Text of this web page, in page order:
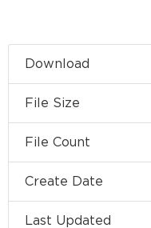
Download
File Size
File Count
Create Date
Last Updated